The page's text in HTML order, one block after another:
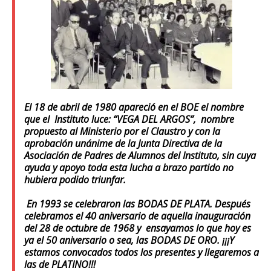
El 18 de abril de 1980 apareció en el BOE el nombre
que el Instituto luce: “VEGA DEL ARGOS”, nombre
propuesto al Ministerio por el Claustro y con la
aprobación unánime de la Junta Directiva de la
Asociación de Padres de Alumnos del Instituto, sin cuya
ayuda y apoyo toda esta lucha a brazo partido no
hubiera podido triunfar.
En 1993 se celebraron las BODAS DE PLATA. Después
celebramos el 40 aniversario de aquella inauguración
del 28 de octubre de 1968 y ensayamos lo que hoy es
ya el 50 aniversario o sea, las BODAS DE ORO. ¡¡¡Y
estamos convocados todos los presentes y llegaremos a
las de PLATINO!!!